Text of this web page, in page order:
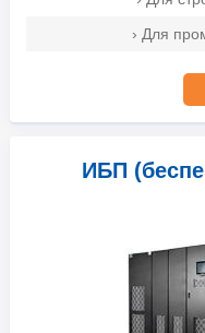
› Для
ИБП